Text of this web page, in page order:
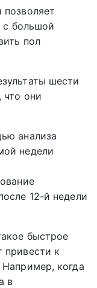
с большой
пол
шести
что они
анализа
недели
12-й недели
быстрое
привести к
когда
в